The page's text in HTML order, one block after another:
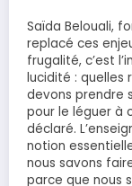
Saïda Belouali,
replacé ces
frugalité, c’est
lucidité : quelles
devons prendre
pour le léguer à
déclaré.
notion
nous savons
parce que nous